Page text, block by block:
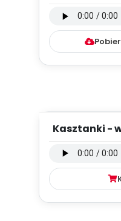
Kasztanki -